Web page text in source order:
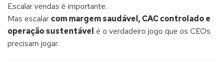
Escalar vendas é importante.
Mas escalar com margem saudável, CAC controlado e
operação sustentável é o verdadeiro jogo que os CEOs
precisam jogar.